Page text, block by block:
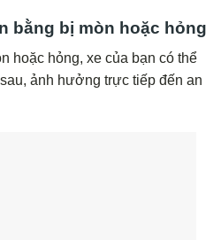
bằng bị mòn hoặc hỏng
hoặc hỏng, xe của bạn có thể
ảnh hưởng trực tiếp đến an